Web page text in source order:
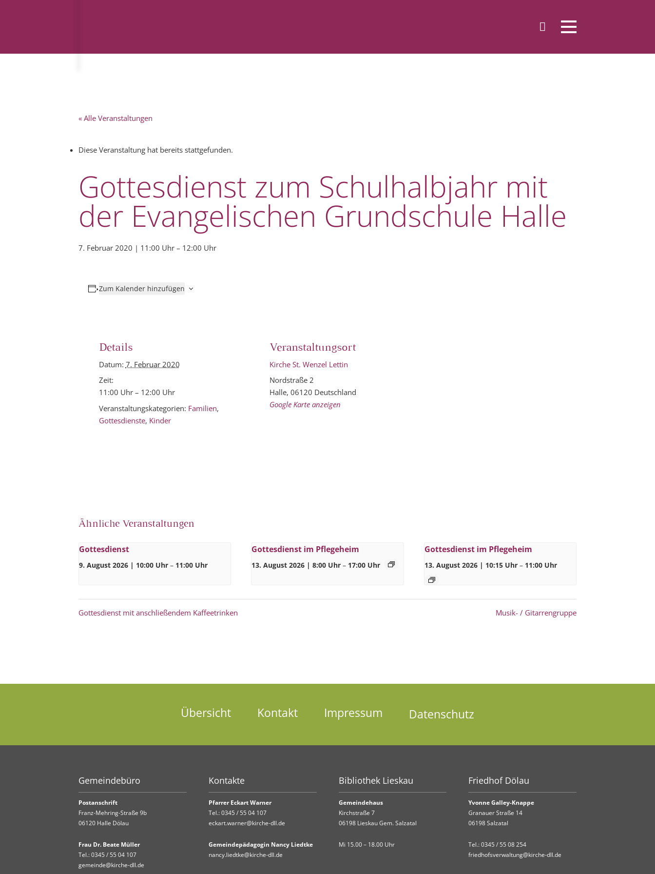
« Alle Veranstaltungen
Diese Veranstaltung hat bereits stattgefunden.
Gottesdienst zum Schulhalbjahr mit
der Evangelischen Grundschule Halle
7. Februar 2020 | 11:00 Uhr – 12:00 Uhr
Zum Kalender hinzufügen
Details
Datum: 7. Februar 2020
Zeit:
11:00 Uhr – 12:00 Uhr
Veranstaltungskategorien: Familien,
Gottesdienste, Kinder
Veranstaltungsort
Kirche St. Wenzel Lettin
Nordstraße 2
Halle, 06120 Deutschland
Google Karte anzeigen
Ähnliche Veranstaltungen
Gottesdienst
9. August 2026 | 10:00 Uhr – 11:00 Uhr
Gottesdienst im Pflegeheim
13. August 2026 | 8:00 Uhr – 17:00 Uhr
Gottesdienst im Pflegeheim
13. August 2026 | 10:15 Uhr – 11:00 Uhr
Gottesdienst mit anschließendem Kaffeetrinken Musik- / Gitarrengruppe
Übersicht Kontakt Impressum Datenschutz
Gemeindebüro
Postanschrift
Franz-Mehring-Straße 9b
06120 Halle Dölau
Frau Dr. Beate Müller
Tel.:0345 / 55 04 107
gemeinde@kirche-dll.de
Kontakte
Pfarrer Eckart Warner
Tel.:0345 / 55 04 107
eckart.warner@kirche-dll.de
Gemeindepädagogin Nancy Liedtke
nancy.liedtke@kirche-dll.de
Bibliothek Lieskau
Gemeindehaus
Kirchstraße 7
06198 Lieskau Gem. Salzatal
Mi 15.00 – 18.00 Uhr
Friedhof Dölau
Yvonne Galley-Knappe
Granauer Straße 14
06198 Salzatal
Tel.:0345 / 55 08 254
friedhofsverwaltung@kirche-dll.de